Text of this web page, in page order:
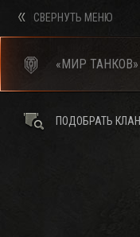
СВЕРНУТЬ МЕНЮ
«МИР ТАНКОВ»
ПОДОБРАТЬ КЛАН